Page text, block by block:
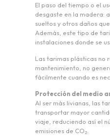
El paso del tiempo o el
desgaste en la madera:
sueltos y otros daños
Además, este tipo de
instalaciones donde se
Las tarimas plásticas no
mantenimiento, no
fácilmente cuando es
Protección del medio
Al ser más livianas, las
transportar mayor
viaje, reduciendo así el
emisiones de CO₂.